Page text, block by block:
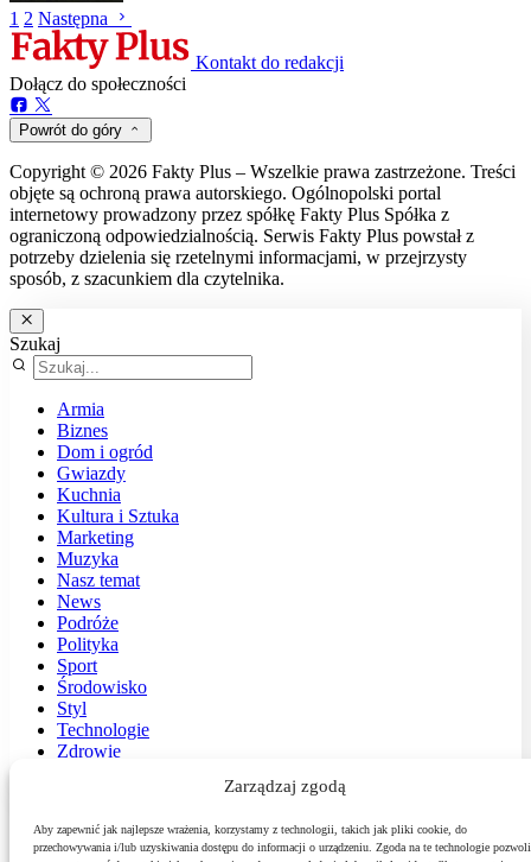
Zarządzaj zgodą
Aby zapewnić jak najlepsze wrażenia, korzystamy z technologii, takich jak pliki cookie, do
przechowywania i/lub uzyskiwania dostępu do informacji o urządzeniu. Zgoda na te technologie pozwoli
1 2 Następna
Kontakt do redakcji
Dołącz do społeczności
Powrót do góry
Copyright © 2026 Fakty Plus – Wszelkie prawa zastrzeżone. Treści
objęte są ochroną prawa autorskiego. Ogólnopolski portal
internetowy prowadzony przez spółkę Fakty Plus Spółka z
ograniczoną odpowiedzialnością. Serwis Fakty Plus powstał z
potrzeby dzielenia się rzetelnymi informacjami, w przejrzysty
sposób, z szacunkiem dla czytelnika.
Szukaj
Armia
Biznes
Dom i ogród
Gwiazdy
Kuchnia
Kultura i Sztuka
Marketing
Muzyka
Nasz temat
News
Podróże
Polityka
Sport
Środowisko
Styl
Technologie
Zdrowie